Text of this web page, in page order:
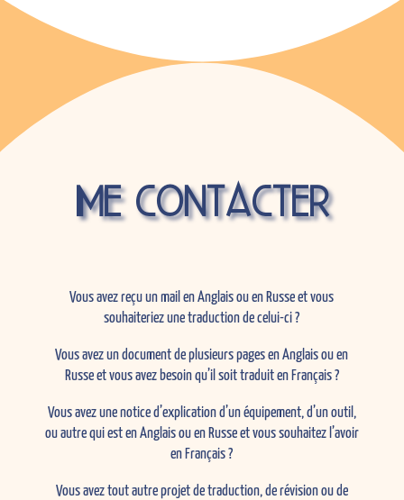
Me contacter
Vous avez reçu un mail en Anglais ou en Russe et vous
souhaiteriez une traduction de celui-ci ?
Vous avez un document de plusieurs pages en Anglais ou en
Russe et vous avez besoin qu’il soit traduit en Français ?
Vous avez une notice d’explication d’un équipement, d’un outil,
ou autre qui est en Anglais ou en Russe et vous souhaitez l’avoir
en Français ?
Vous avez tout autre projet de traduction, de révision ou de